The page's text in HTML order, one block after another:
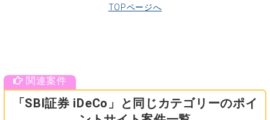
TOPページへ
「SBI証券 iDeCo」と同じカテゴリーのポイ